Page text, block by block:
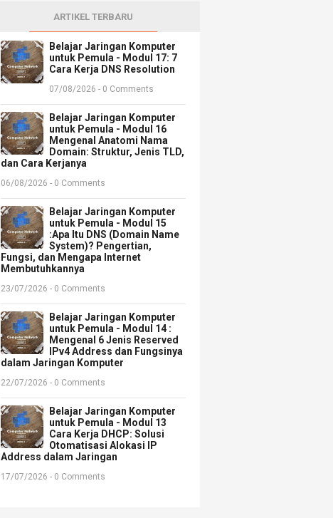
ARTIKEL TERBARU
Belajar Jaringan Komputer
untuk Pemula - Modul 17: 7
Cara Kerja DNS Resolution
07/08/2026 - 0 Comments
Belajar Jaringan Komputer
untuk Pemula - Modul 16
Mengenal Anatomi Nama
Domain: Struktur, Jenis TLD,
dan Cara Kerjanya
06/08/2026 - 0 Comments
Belajar Jaringan Komputer
untuk Pemula - Modul 15
:Apa Itu DNS (Domain Name
System)? Pengertian,
Fungsi, dan Mengapa Internet
Membutuhkannya
23/07/2026 - 0 Comments
Belajar Jaringan Komputer
untuk Pemula - Modul 14 :
Mengenal 6 Jenis Reserved
IPv4 Address dan Fungsinya
dalam Jaringan Komputer
22/07/2026 - 0 Comments
Belajar Jaringan Komputer
untuk Pemula - Modul 13
Cara Kerja DHCP: Solusi
Otomatisasi Alokasi IP
Address dalam Jaringan
17/07/2026 - 0 Comments